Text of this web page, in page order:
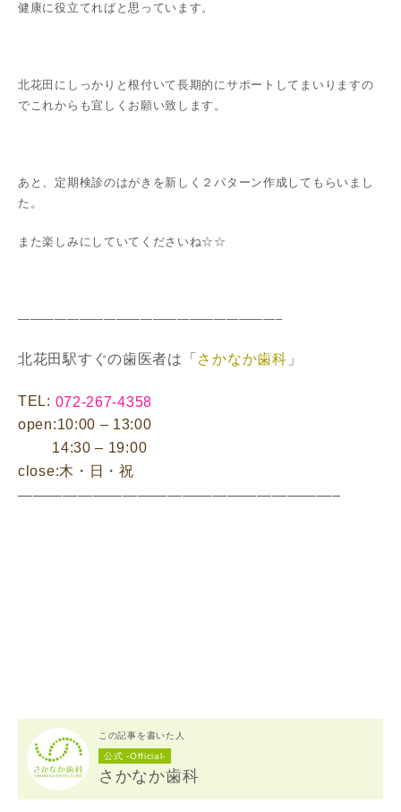
健康に役立てればと思っています。
北花田にしっかりと根付いて長期的にサポートしてまいりますの
でこれからも宜しくお願い致します。
あと、定期検診のはがきを新しく２パターン作成してもらいまし
た。
また楽しみにしていてくださいね☆☆
—————————————————————–
北花田駅すぐの歯医者は「 さかなか歯科 」
TEL: 072-267-4358
open:10:00 – 13:00
14:30 – 19:00
close:木・日・祝
—————————————————————–
この記事を書いた人
公式 -Official-
さかなか歯科